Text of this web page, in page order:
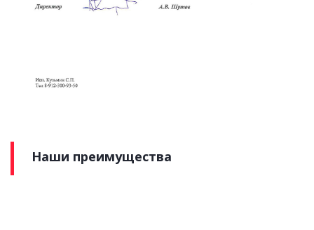
Наши преимущества